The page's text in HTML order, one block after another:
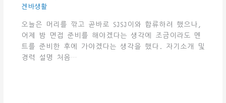
겐바생활
오늘은 머리를 깎고 곧바로 SJSJ이와 합류하려 했으나,
어제 밤 면접 준비를 해야겠다는 생각에 조금이라도 멘
트를 준비한 후에 가야겠다는 생각을 했다. 자기소개 및
경력 설명 처음…